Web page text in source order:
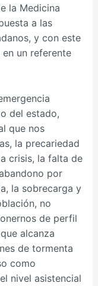
la Medicina
a las
y con este
un referente
del estado,
que nos
la precariedad
crisis, la falta de
por
la sobrecarga y
no
de perfil
alcanza
de tormenta
como
nivel asistencial